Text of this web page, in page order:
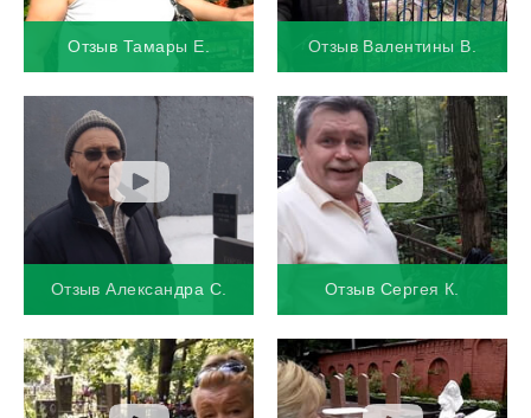
Отзыв Тамары Е. Отзыв Валентины В.
Отзыв Александра С. Отзыв Сергея К.